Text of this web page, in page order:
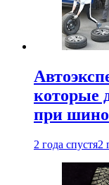
которые
при
2 года спустя2